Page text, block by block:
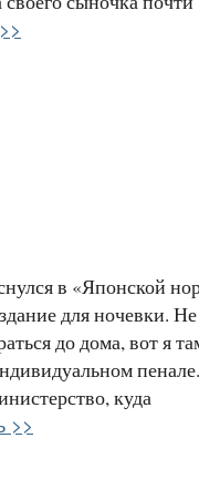
в «Японской
для ночевки.
до дома, вот я
пенале.
куда
>>